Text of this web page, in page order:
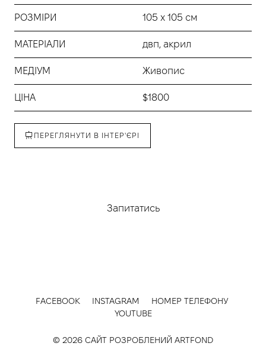
РОЗМІРИ 105 х 105 см
МАТЕРІАЛИ двп, акрил
МЕДІУМ Живопис
ЦІНА $1800
ПЕРЕГЛЯНУТИ В ІНТЕР'ЄРІ
Запитатись
FACEBOOK INSTAGRAM
НОМЕР ТЕЛЕФОНУ
YOUTUBE
© 2026 САЙТ РОЗРОБЛЕНИЙ ARTFOND